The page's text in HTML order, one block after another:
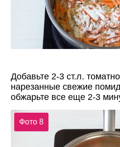
Добавьте 2-3 ст.л.
нарезанные свежие
обжарьте все еще 2-3
Фото 8